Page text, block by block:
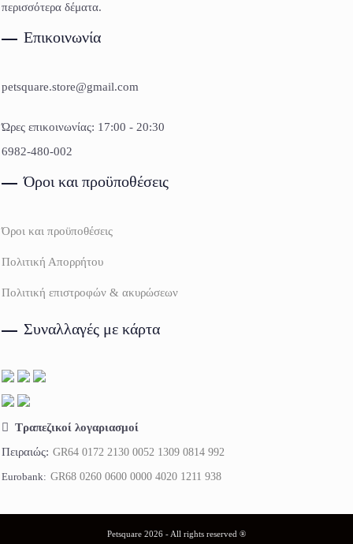
περισσότερα δέματα.
Επικοινωνία
petsquare.store@gmail.com
Ώρες επικοινωνίας: 17:00 - 20:30
6982-480-002
Όροι και προϋποθέσεις
Όροι και προϋποθέσεις
Πολιτική Απορρήτου
Πολιτική επιστροφών & ακυρώσεων
Συναλλαγές με κάρτα
Τραπεζικοί λογαριασμοί
Πειραιώς: GR64 0172 2130 0052 1309 0814 992
Eurobank: GR68 0260 0600 0000 4020 1211 938
Petsquare 2026 - All rights reserved ®